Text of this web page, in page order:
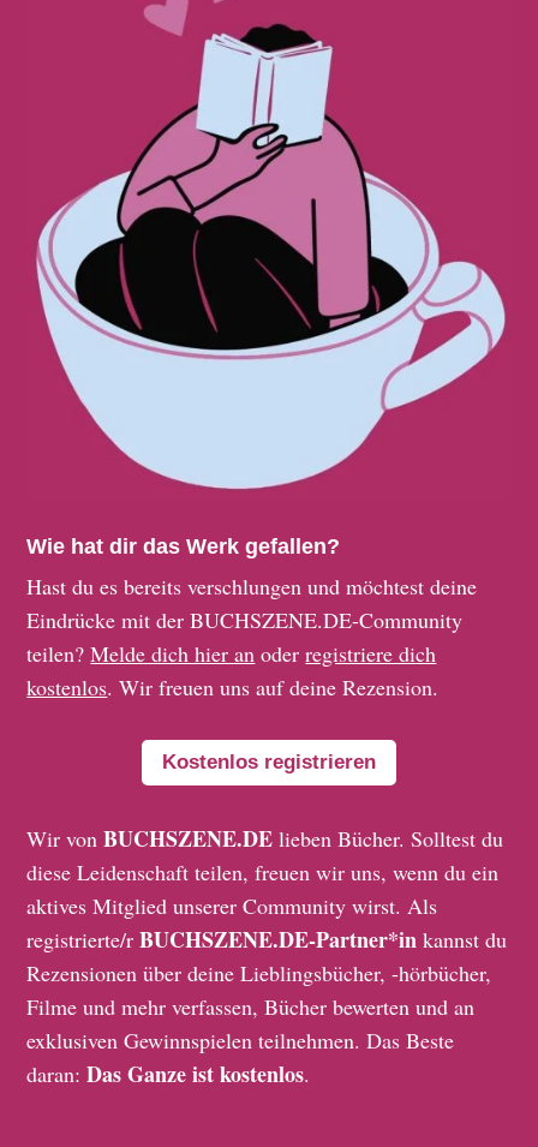
Wie hat dir das Werk gefallen?
Hast du es bereits verschlungen und möchtest deine
Eindrücke mit der BUCHSZENE.DE-Community
teilen?Melde dich hier an oderregistriere dich
kostenlos. Wir freuen uns auf deine Rezension.
Kostenlos registrieren
Wir vonBUCHSZENE.DE lieben Bücher. Solltest du
diese Leidenschaft teilen, freuen wir uns, wenn du ein
aktives Mitglied unserer Community wirst. Als
registrierte/rBUCHSZENE.DE-Partner*in kannst du
Rezensionen über deine Lieblingsbücher, -hörbücher,
Filme und mehr verfassen, Bücher bewerten und an
exklusiven Gewinnspielen teilnehmen. Das Beste
daran:Das Ganze ist kostenlos.